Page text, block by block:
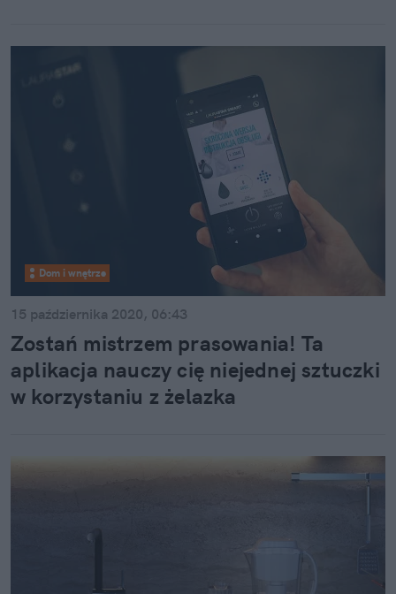
Dom i wnętrze
15 października 2020, 06:43
Zostań mistrzem prasowania! Ta
aplikacja nauczy cię niejednej sztuczki
w korzystaniu z żelazka